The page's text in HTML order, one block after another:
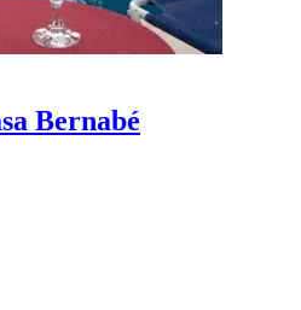
Bernabé